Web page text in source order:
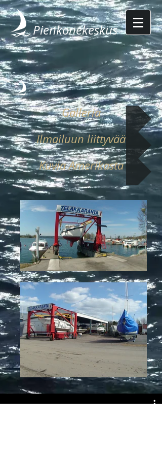
Pienkonekeskus
Galleria
Ilmailuun liittyvää
Kuvia Amerikasta